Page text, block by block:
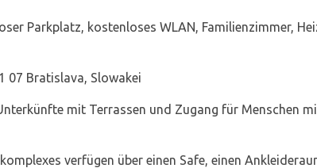
Parkplatz, kostenloses WLAN, Familienzimmer,
07 Bratislava, Slowakei
mit Terrassen und Zugang für Menschen
verfügen über einen Safe, einen